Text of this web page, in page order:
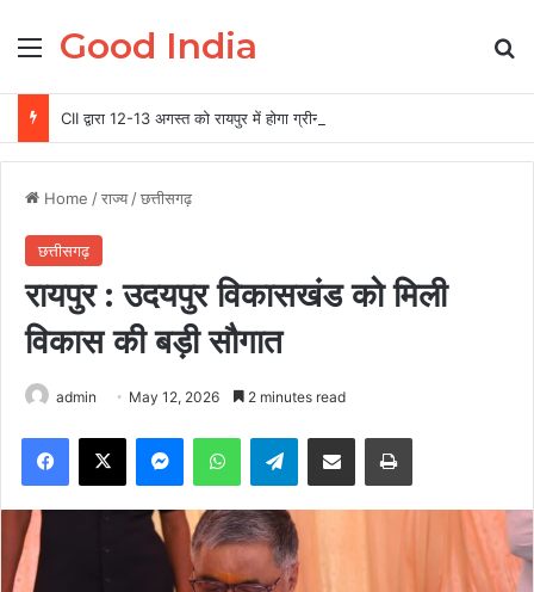
Menu
Good India
Home /राज्य /छत्तीसगढ़
छत्तीसगढ़
रायपुर : उदयपुर विकासखंड को मिली
विकास की बड़ी सौगात
admin May 12, 2026 2 minutes read
Facebook
X MessengerWhatsAppTelegramShare via Email Print